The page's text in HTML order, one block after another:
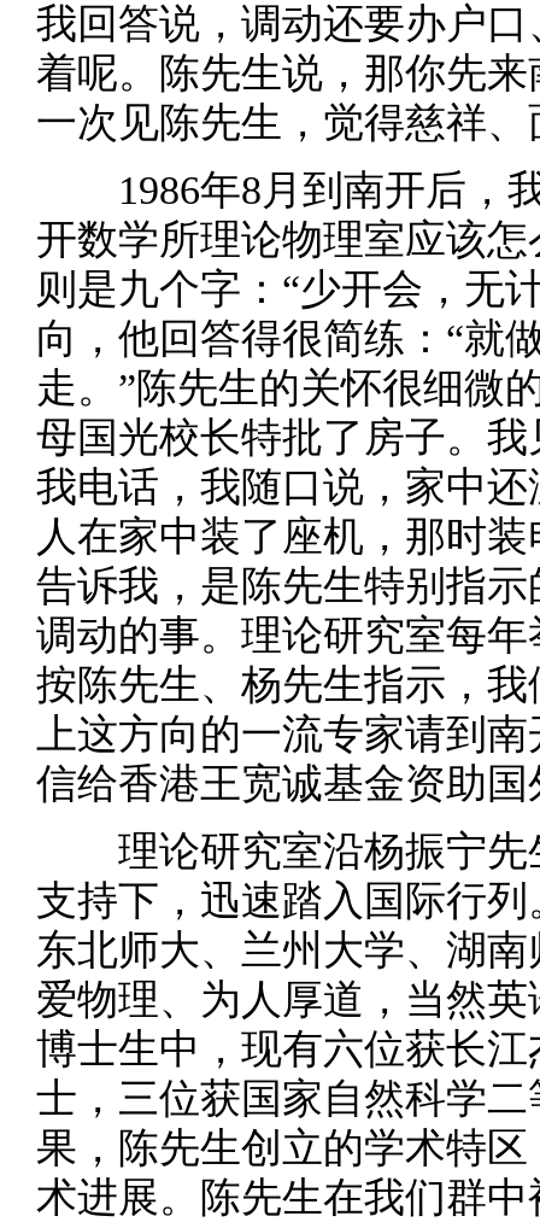
我回答说，调动还要办户
着呢。陈先生说，那你先
一次见陈先生，觉得慈祥
1986年8月到南开后，
开数学所理论物理室应该
则是九个字：“少开会，无
向，他回答得很简练：“就
走。”陈先生的关怀很细微
母国光校长特批了房子。
我电话，我随口说，家中
人在家中装了座机，那时
告诉我，是陈先生特别指
调动的事。理论研究室每
按陈先生、杨先生指示，
上这方向的一流专家请到
信给香港王宽诚基金资助
理论研究室沿杨振宁先
支持下，迅速踏入国际行
东北师大、兰州大学、湖
爱物理、为人厚道，当然
博士生中，现有六位获长
士，三位获国家自然科学
果，陈先生创立的学术特
术进展。陈先生在我们群